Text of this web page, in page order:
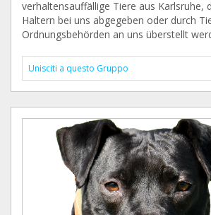
verhaltensauffällige Tiere aus Karlsruhe,
Haltern bei uns abgegeben oder durch
Ordnungsbehörden an uns überstellt
Unisciti a questo Gruppo